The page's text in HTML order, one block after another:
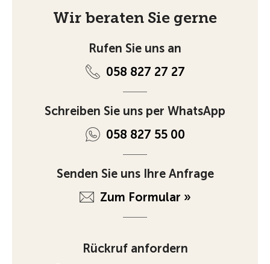
Wir beraten Sie gerne
Rufen Sie uns an
058 827 27 27
Schreiben Sie uns per WhatsApp
058 827 55 00
Senden Sie uns Ihre Anfrage
Zum Formular »
Rückruf anfordern